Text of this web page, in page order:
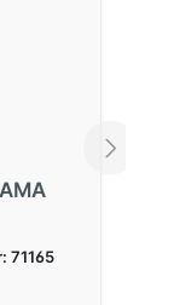
71165